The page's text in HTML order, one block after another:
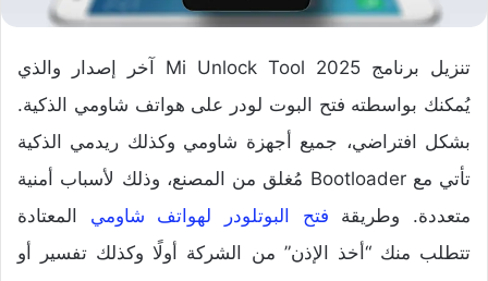
تنزيل برنامج Mi Unlock Tool 2025 آخر إصدار والذي
يُمكنك بواسطته فتح البوت لودر على هواتف شاومي الذكية.
بشكل افتراضي، جميع أجهزة شاومي وكذلك ريدمي الذكية
تأتي مع Bootloader مُغلق من المصنع، وذلك لأسباب أمنية
متعددة. وطريقة فتح البوتلودر لهواتف شاومي المعتادة
تتطلب منك “أخذ الإذن” من الشركة أولًا وكذلك تفسير أو